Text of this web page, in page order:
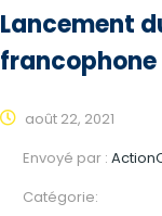
Lancement
francophone
août 22, 2021
Envoyé par :
Catégorie: